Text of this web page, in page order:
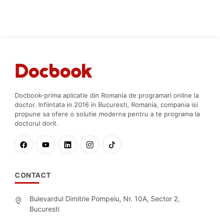
Docbook-prima aplicatie din Romania de programari online la
doctor. Infiintata in 2016 in Bucuresti, Romania, compania isi
propune sa ofere o solutie moderna pentru a te programa la
doctorul dorit.
CONTACT
Bulevardul Dimitrie Pompeiu, Nr. 10A, Sector 2,
Bucuresti